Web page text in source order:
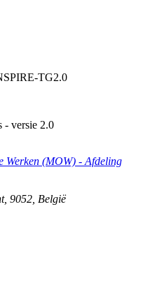
TG2.0
- versie 2.0
Werken (MOW) - Afdeling
, 9052 België